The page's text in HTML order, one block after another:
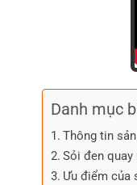
Danh mục
Thông tin
Sỏi đen quay
Ưu điểm của